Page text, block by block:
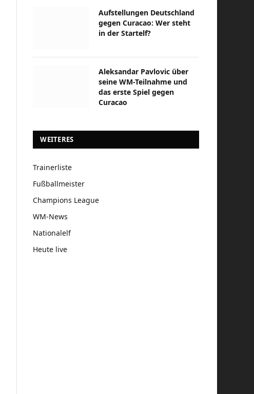
Aufstellungen Deutschland
gegen Curacao: Wer steht
in der Startelf?
Aleksandar Pavlovic über
seine WM-Teilnahme und
das erste Spiel gegen
Curacao
WEITERES
Trainerliste
Fußballmeister
Champions League
WM-News
Nationalelf
Heute live